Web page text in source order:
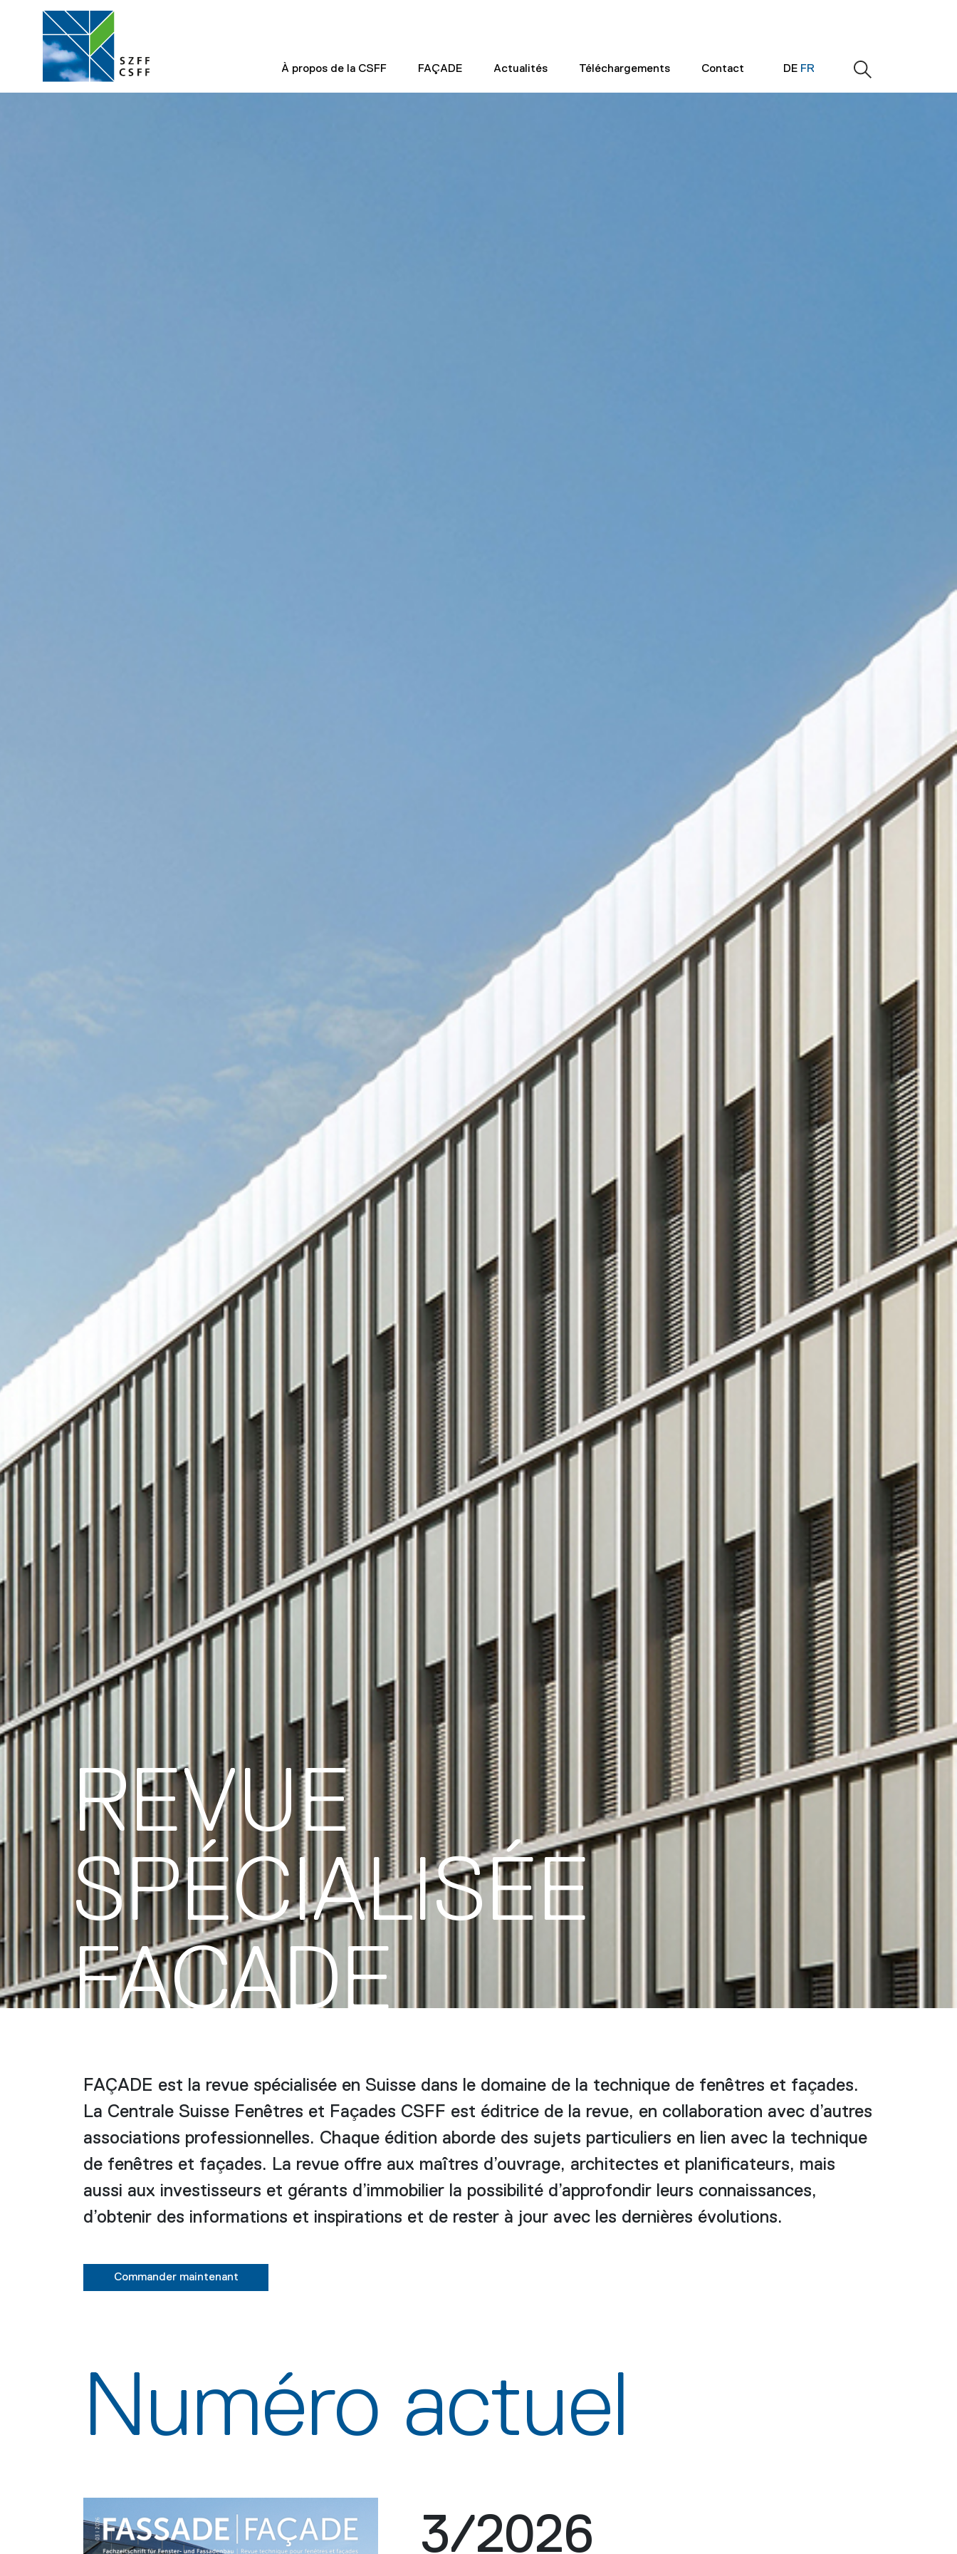
À propos de la CSFF FAÇADE Actualités Téléchargements Contact DE FR
REVUE
SPÉCIALISÉE
FAÇADE
FAÇADE est la revue spécialisée en Suisse dans le domaine de la technique de fenêtres et façades.
La Centrale Suisse Fenêtres et Façades CSFF est éditrice de la revue, en collaboration avec d’autres
associations professionnelles. Chaque édition aborde des sujets particuliers en lien avec la technique
de fenêtres et façades. La revue offre aux maîtres d’ouvrage, architectes et planificateurs, mais
aussi aux investisseurs et gérants d’immobilier la possibilité d’approfondir leurs connaissances,
d’obtenir des informations et inspirations et de rester à jour avec les dernières évolutions.
Commander maintenant
Numéro actuel
3/2026